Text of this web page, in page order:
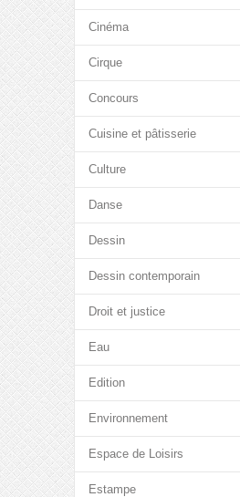
Cinéma
Cirque
Concours
Cuisine et pâtisserie
Culture
Danse
Dessin
Dessin contemporain
Droit et justice
Eau
Edition
Environnement
Espace de Loisirs
Estampe